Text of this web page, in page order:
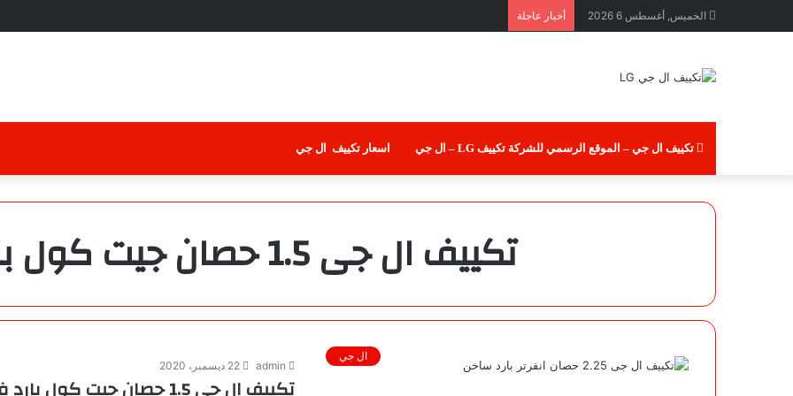
الخميس, أغسطس 6 2026 أخبار عاجلة
تكييف ال جي – الموقع الرسمي للشركة تكييف LG – ال جي اسعار تكييف ال جي
تكييف ال جى 1.5 حصان جيت كول بارد فقط
ال جي
admin 22 ديسمبر، 2020
تكييف ال جى 1.5 حصان جيت كول بارد فقط